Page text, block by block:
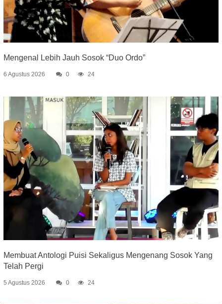
Mengenal Lebih Jauh Sosok “Duo Ordo”
6 Agustus 2026 0 24
Membuat Antologi Puisi Sekaligus Mengenang Sosok Yang
Telah Pergi
5 Agustus 2026 0 24